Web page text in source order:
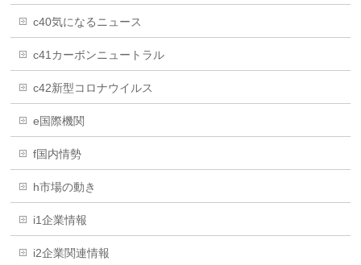
c40気になるニュース
c41カーボンニュートラル
c42新型コロナウイルス
e国際機関
f国内情勢
h市場の動き
i1企業情報
i2企業関連情報